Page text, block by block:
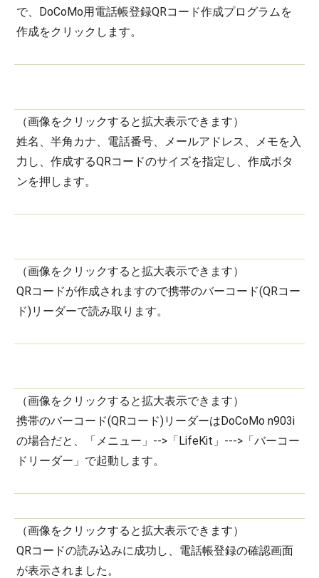
で、DoCoMo用電話帳登録QRコード作成プログラムを
作成をクリックします。
（画像をクリックすると拡大表示できます）
姓名、半角カナ、電話番号、メールアドレス、メモを入
力し、作成するQRコードのサイズを指定し、作成ボタ
ンを押します。
（画像をクリックすると拡大表示できます）
QRコードが作成されますので携帯のバーコード(QRコー
ド)リーダーで読み取ります。
（画像をクリックすると拡大表示できます）
携帯のバーコード(QRコード)リーダーはDoCoMo n903i
の場合だと、「メニュー」-->「LifeKit」--->「バーコー
ドリーダー」で起動します。
（画像をクリックすると拡大表示できます）
QRコードの読み込みに成功し、電話帳登録の確認画面
が表示されました。